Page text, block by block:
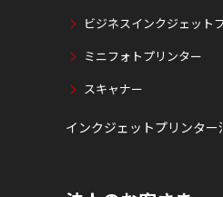
ビジネスインクジェット
ミニフォトプリンター
スキャナー
インクジェットプリンター